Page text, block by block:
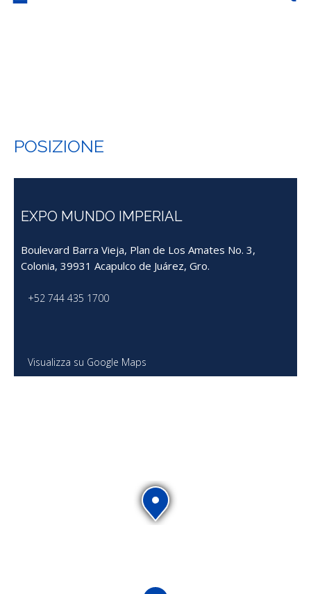
POSIZIONE
EXPO MUNDO IMPERIAL
Boulevard Barra Vieja, Plan de Los Amates No. 3,
Colonia, 39931 Acapulco de Juárez, Gro.
+52 744 435 1700
Visualizza su Google Maps